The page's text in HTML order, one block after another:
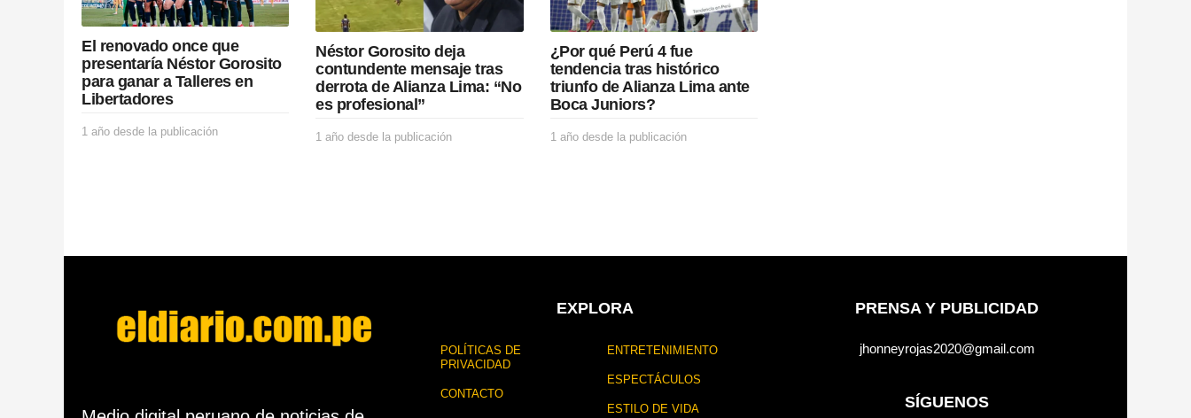
o
n
El renovado once que
presentaría Néstor Gorosito
para ganar a Talleres en
Libertadores
1 año desde la publicación
p
Néstor Gorosito deja
contundente mensaje tras
derrota de Alianza Lima: “No
es profesional”
1 año desde la publicación
d
b
l
i
¿Por qué Perú 4 fue
tendencia tras histórico
triunfo de Alianza Lima ante
Boca Juniors?
1 año desde la publicación1
d
b
l
c
EXPLORA
POLÍTICAS DE
PRIVACIDAD
CONTACTO
ENTRETENIMIENTO
ESPECTÁCULOS
ESTILO DE VIDA
PRENSA Y PUBLICIDAD
jhonneyrojas2020@gmail.com
SÍGUENOS